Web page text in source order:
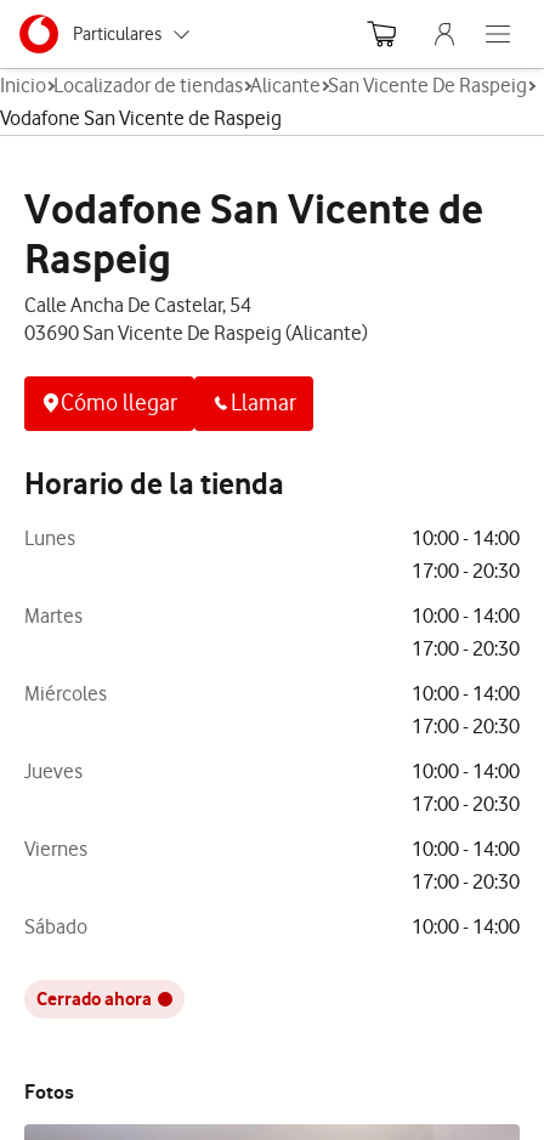
Ir a la pagina principal de vodafone.es
Menu navegación Segmento
Particulares
Autónomos
Grandes empresas
Menu
Abre el
Inicio Localizador de tiendas Alicante San Vicente De Raspeig
Vodafone San Vicente de Raspeig
Vodafone San Vicente de
Raspeig
Calle Ancha De Castelar, 54
03690 San Vicente De Raspeig (Alicante)
Cómo llegar Llamar
Horario de la tienda
Lunes
10:00 - 14:00
17:00 - 20:30
Martes
10:00 - 14:00
17:00 - 20:30
Miércoles
10:00 - 14:00
17:00 - 20:30
Jueves
10:00 - 14:00
17:00 - 20:30
Viernes
10:00 - 14:00
17:00 - 20:30
Sábado
10:00 - 14:00
Cerrado ahora
Fotos